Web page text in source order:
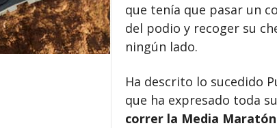
que tenía que pasar un
del podio y recoger su
ningún lado.
Ha descrito lo sucedido
que ha expresado toda
correr la Media